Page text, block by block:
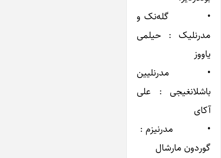
• گله‌نک و
مدرنلیک : حیلمی
یاووز
• مدرنلیین
باشلانغیجی : علی
آکای
• مدرنیزم :
گوردون مارشال